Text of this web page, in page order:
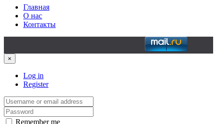
Главная
О нас
Контакты
×
Log in
Register
Remember me